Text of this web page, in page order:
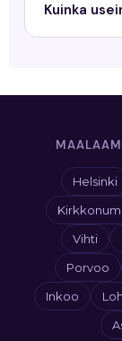
tyypillisesti
maksuton
Kuinka
Helsinki
Vihti
Porvoo
Inkoo